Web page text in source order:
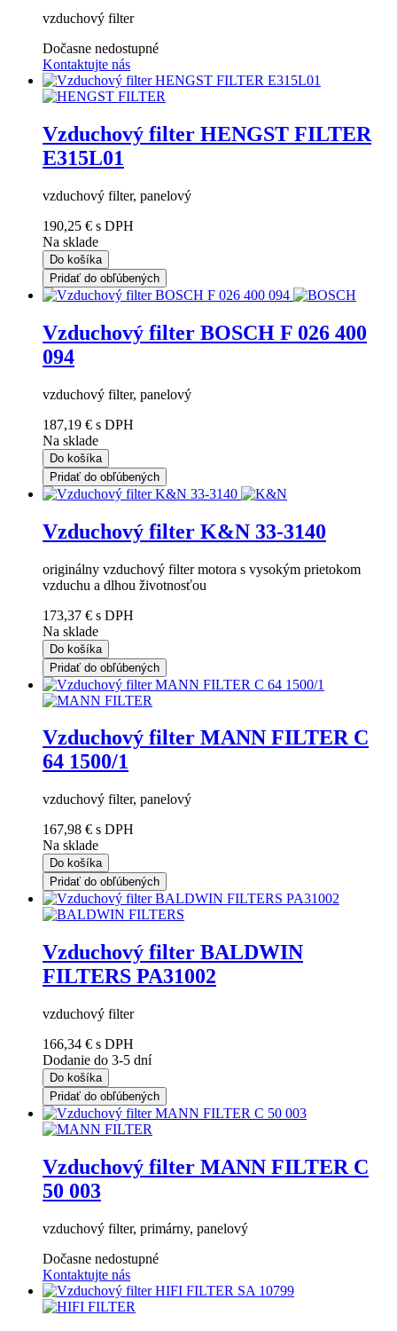
vzduchový filter
Dočasne nedostupné
Kontaktujte nás
Vzduchový filter HENGST FILTER
E315L01
vzduchový filter, panelový
190,25 € s DPH
Na sklade
Do košíka
Pridať do obľúbených
Vzduchový filter BOSCH F 026 400
094
vzduchový filter, panelový
187,19 € s DPH
Na sklade
Do košíka
Pridať do obľúbených
Vzduchový filter K&N 33-3140
originálny vzduchový filter motora s vysokým prietokom
vzduchu a dlhou životnosťou
173,37 € s DPH
Na sklade
Do košíka
Pridať do obľúbených
Vzduchový filter MANN FILTER C
64 1500/1
vzduchový filter, panelový
167,98 € s DPH
Na sklade
Do košíka
Pridať do obľúbených
Vzduchový filter BALDWIN
FILTERS PA31002
vzduchový filter
166,34 € s DPH
Dodanie do 3-5 dní
Do košíka
Pridať do obľúbených
Vzduchový filter MANN FILTER C
50 003
vzduchový filter, primárny, panelový
Dočasne nedostupné
Kontaktujte nás